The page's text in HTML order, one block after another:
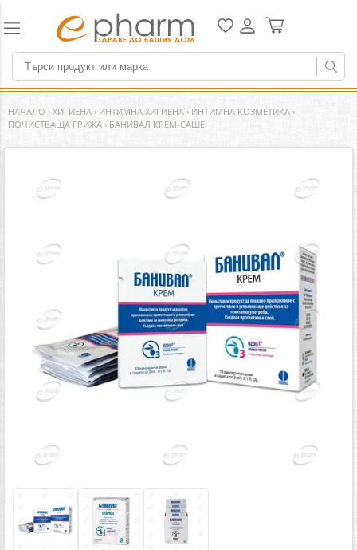
НАЧАЛО › ХИГИЕНА › ИНТИМНА ХИГИЕНА › ИНТИМНА КОЗМЕТИКА ›
ПОЧИСТВАЩА ГРИЖА › БАНИВАЛ КРЕМ-САШЕ